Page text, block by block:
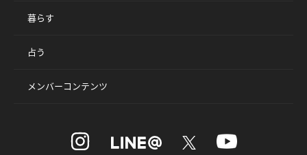
暮らす
占う
メンバーコンテンツ